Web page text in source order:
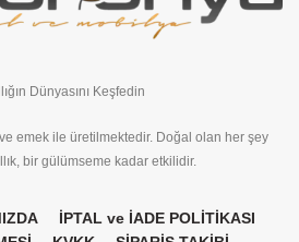
Dünyasını Keşfedin
emek ile üretilmektedir. Doğal olan her şey
bir gülümseme kadar etkilidir.
İPTAL ve İADE POLİTİKASI